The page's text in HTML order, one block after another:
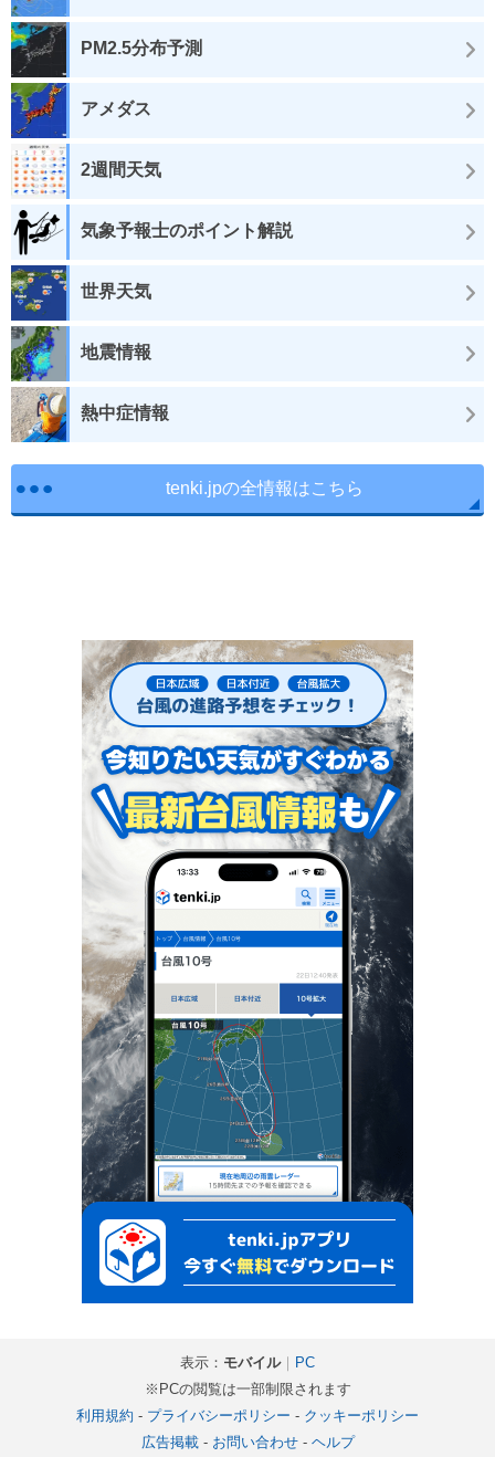
PM2.5分布予測
アメダス
2週間天気
気象予報士のポイント解説
世界天気
地震情報
熱中症情報
tenki.jpの全情報はこちら
表示： モバイル｜ PC
※PCの閲覧は一部制限されます
利用規約 - プライバシーポリシー - クッキーポリシー
広告掲載- お問い合わせ- ヘルプ